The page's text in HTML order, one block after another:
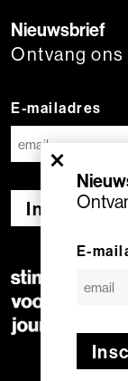
×
E-
Nieuwsbrief
Ontvang
E-mailadres
Inschrijven